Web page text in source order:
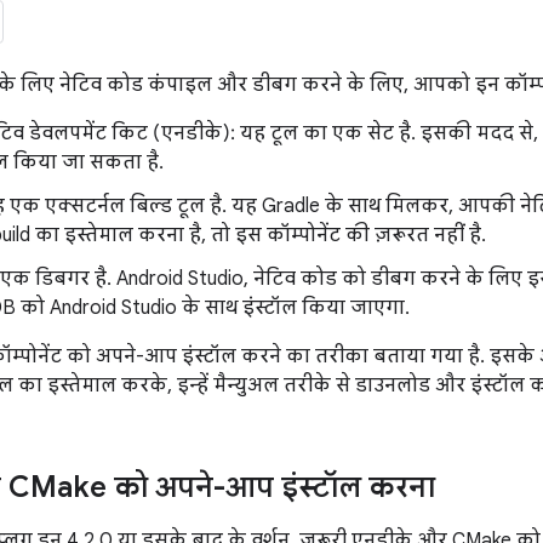
लिए नेटिव कोड कंपाइल और डीबग करने के लिए, आपको इन
डेवलपमेंट किट (एनडीके): यह टूल का एक सेट है. इसकी मदद से,
किया जा सकता है.
एक एक्सटर्नल बिल्ड टूल है. यह Gradle के साथ मिलकर, आपकी
का इस्तेमाल करना है, तो इस कॉम्पोनेंट की ज़रूरत नहीं है.
डिबगर है. Android Studio, नेटिव कोड को डीबग करने के लिए
को Android Studio के साथ इंस्टॉल किया जाएगा.
को अपने-आप इंस्टॉल करने का तरीका बताया गया है. इसके
का इस्तेमाल करके, इन्हें मैन्युअल तरीके से डाउनलोड और इंस्टॉल
को अपने-आप इंस्टॉल करना